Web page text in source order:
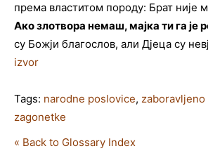
пре­ма вла­сти­том по­ро­ду: Брат ни­је
Ако зло­тво­ра не­маш, мај­ка ти га је
су Бож­ји бла­го­слов, али Дје­ца су
izvor
Tags: narodne poslovice,
zagonetke
« Back to Glossary Index